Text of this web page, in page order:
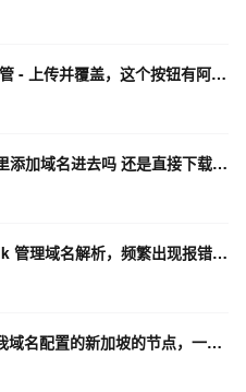
对象存储oss - 域名管理 - 证书托管 - 上传并覆盖，这个按钮有阿里云OpenAPI接口吗？
阿里云DNS的递归解析 需要在哪里添加域名进去吗 还是直接下载sdk加accdsskey就可以了？
阿里云OpenAPI参考文档 通过sdk 管理域名解析，频繁出现报错，过一会又正常请问是什么原因呢？
短信阿里云OpenAPI接口国外的我域名配置的新加坡的节点，一直返回503，怎么解决？